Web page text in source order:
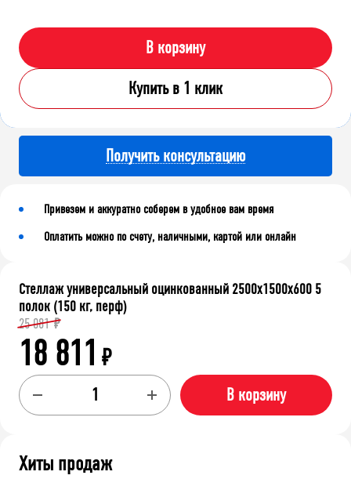
В корзину
Купить в 1 клик
Получить консультацию
Привезем и аккуратно соберем в удобное вам время
Оплатить можно по счету, наличными, картой или онлайн
Стеллаж универсальный оцинкованный 2500x1500x600 5
полок (150 кг, перф)
25 081 ₽
18 811 ₽
В корзину
Хиты продаж